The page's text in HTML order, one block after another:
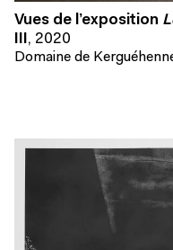
Vues de l’exposition
, 2020
Domaine de